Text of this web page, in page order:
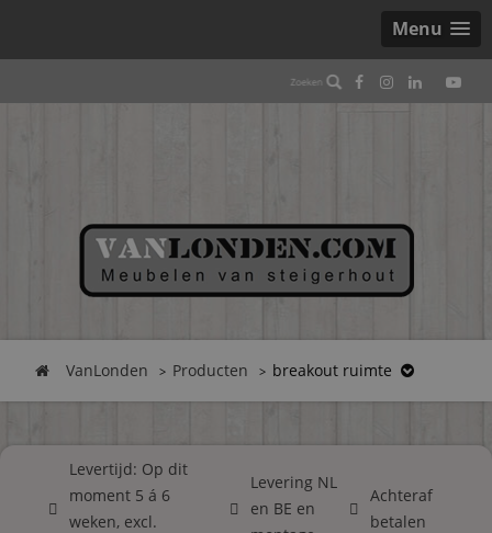
Menu
VanLonden Producten breakout ruimte
Levertijd: Op dit
moment 5 á 6
weken, excl.
Levering NL
en BE en
Achteraf
betalen